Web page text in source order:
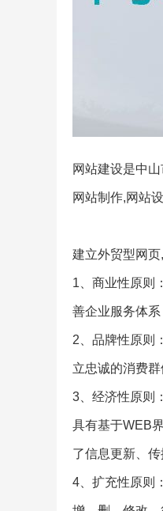
网站建设是中
网站制作,网站
建立外贸型网
1、商业性原则
善企业服务体
2、品牌性原则
立忠诚的消费群
3、经济性原则
具有基于WEB
了信息更新、
4、扩充性原则